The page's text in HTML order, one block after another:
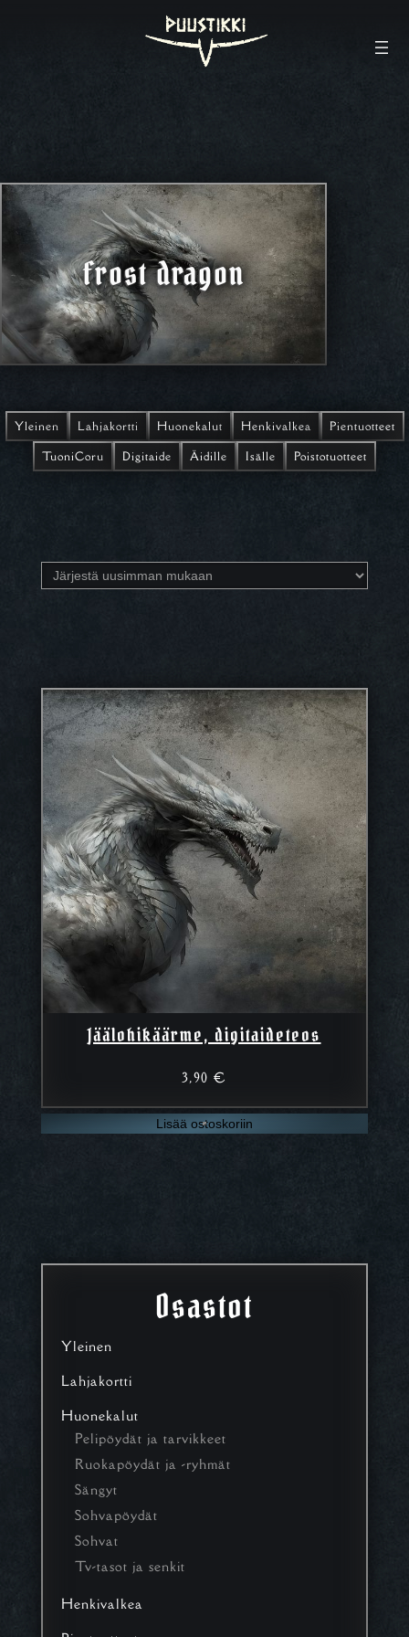
frost dragon
Yleinen Lahjakortti Huonekalut Henkivalkea
Pientuotteet
TuoniCoru
Digitaide Äidille Isälle Poistotuotteet
Osastot
Yleinen
Lahjakortti
Huonekalut
Pelipöydät ja tarvikkeet
Ruokapöydät ja -ryhmät
Sängyt
Sohvapöydät
Sohvat
Tv-tasot ja senkit
Henkivalkea
Jäälohikäärme, digitaideteos
3,90€
Lisää ostoskoriin